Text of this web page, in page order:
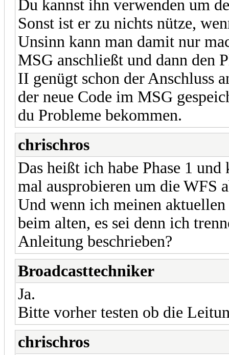
Du kannst ihn verwenden um
Sonst ist er zu nichts nütze,
Unsinn kann man damit nur
MSG anschließt und dann den
II genügt schon der Anschluss
der neue Code im MSG
du Probleme bekommen.
chrischros
Das heißt ich habe Phase 1
mal ausprobieren um die WFS
Und wenn ich meinen
beim alten, es sei denn ich
Anleitung beschrieben?
Broadcasttechniker
Ja.
Bitte vorher testen ob die
chrischros